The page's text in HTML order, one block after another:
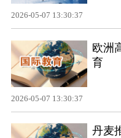
2026-05-07 13:30:37
欧洲
育
2026-05-07 13:30:37
丹麦